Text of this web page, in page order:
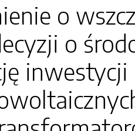
o
o
inwestycji